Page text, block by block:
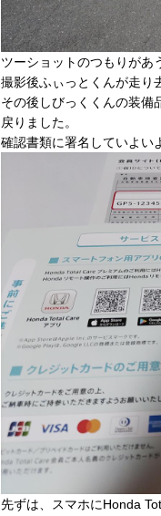
ツーショットのつもりがあ
撮影後ふぃっとくんが走り
その後しびっくくんの装備
戻りました。
確認書類に署名していよい
先ずは、スマホにHonda